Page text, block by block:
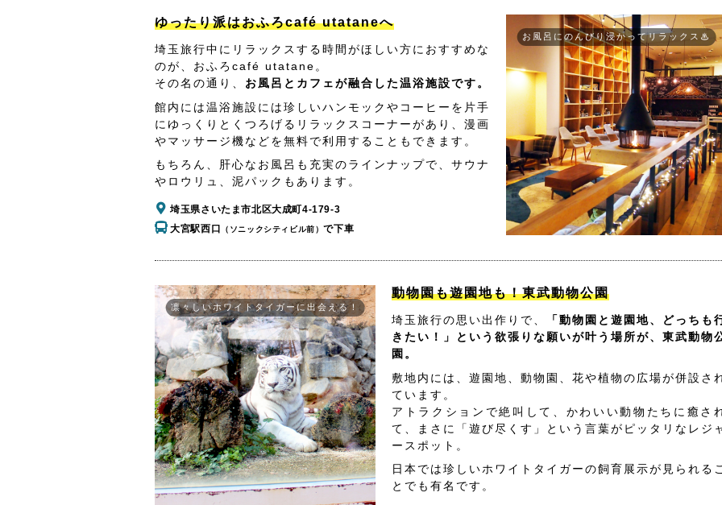
ゆったり派はおふろcafé utataneへ
埼玉旅行中にリラックスする時間がほしい方におすすめな
のが、おふろcafé utatane。
その名の通り、 お風呂とカフェが融合した温浴施設です。
館内には温浴施設には珍しいハンモックやコーヒーを片手
にゆっくりとくつろげるリラックスコーナーがあり、漫画
やマッサージ機などを無料で利用することもできます。
もちろん、肝心なお風呂も充実のラインナップで、サウナ
やロウリュ、泥パックもあります。
埼玉県さいたま市北区大成町4-179-3
大宮駅西口
（ソニックシティビル前）で下車
お風呂にのんびり浸かってリラックス♨
凛々しいホワイトタイガーに出会える！
動物園も遊園地も！東武動物公園
埼玉旅行の思い出作りで、
「動物園と遊園地、どっちも
きたい！」という欲張りな願いが叶う場所が、東武動物
園。
敷地内には、遊園地、動物園、花や植物の広場が併設さ
ています。
アトラクションで絶叫して、かわいい動物たちに癒さ
て、まさに「遊び尽くす」という言葉がピッタリなレジ
ースポット。
日本では珍しいホワイトタイガーの飼育展示が見られる
とでも有名です。